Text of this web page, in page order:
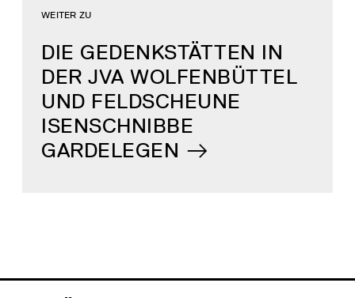
DIE GEDENKSTÄTTEN IN
DER JVA WOLFENBÜTTEL
UND FELDSCHEUNE
ISENSCHNIBBE
GARDELEGEN
WEITER ZU